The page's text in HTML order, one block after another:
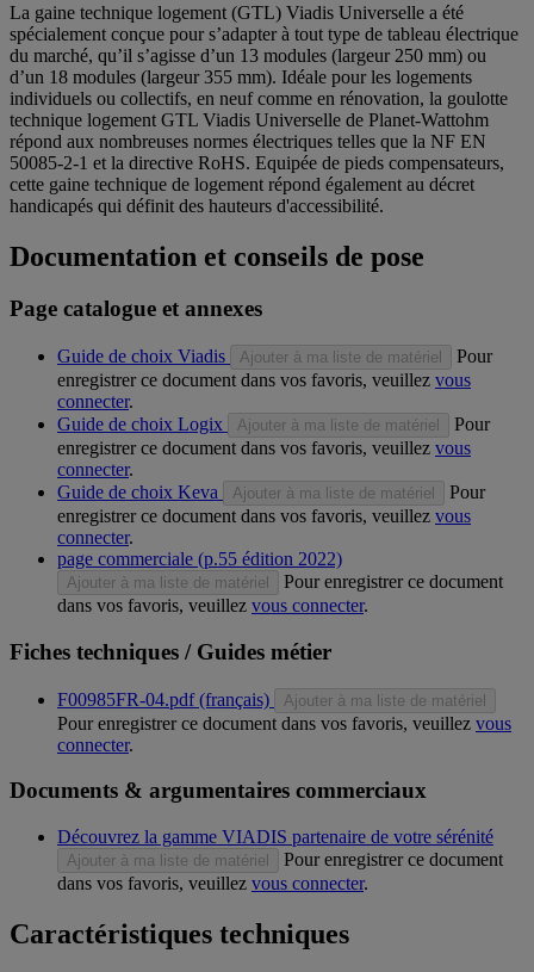
La gaine technique logement (GTL) Viadis Universelle a été
spécialement conçue pour s’adapter à tout type de tableau électrique
du marché, qu’il s’agisse d’un 13 modules (largeur 250 mm) ou
d’un 18 modules (largeur 355 mm). Idéale pour les logements
individuels ou collectifs, en neuf comme en rénovation, la goulotte
technique logement GTL Viadis Universelle de Planet-Wattohm
répond aux nombreuses normes électriques telles que la NF EN
50085-2-1 et la directive RoHS. Equipée de pieds compensateurs,
cette gaine technique de logement répond également au décret
handicapés qui définit des hauteurs d'accessibilité.
Documentation et conseils de pose
Page catalogue et annexes
Guide de choix Viadis Ajouter à ma liste de matériel
Pour
enregistrer ce document dans vos favoris, veuillez vous
connecter.
Guide de choix Logix
Ajouter à ma liste de matériel
Pour
enregistrer ce document dans vos favoris, veuillez vous
connecter.
Guide de choix Keva
Ajouter à ma liste de matériel
Pour
enregistrer ce document dans vos favoris, veuillez vous
connecter.
page commerciale (p.55 édition 2022)
Ajouter à ma liste de matériel
Pour enregistrer ce document
dans vos favoris, veuillez vous connecter.
Fiches techniques / Guides métier
F00985FR-04.pdf (français) Ajouter à ma liste de matériel
Pour enregistrer ce document dans vos favoris, veuillez vous
connecter.
Documents & argumentaires commerciaux
Découvrez la gamme VIADIS partenaire de votre sérénité
Ajouter à ma liste de matériel
Pour enregistrer ce document
dans vos favoris, veuillez vous connecter.
Caractéristiques techniques